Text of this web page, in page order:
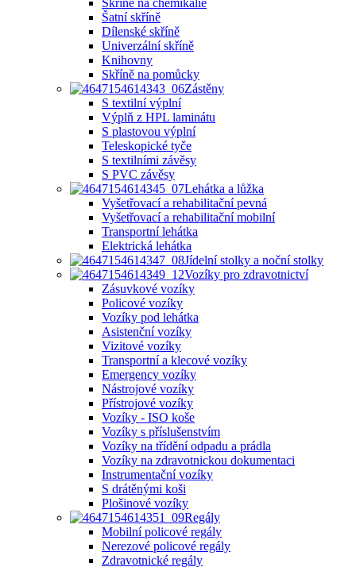
Skříně na chemikálie
Šatní skříně
Dílenské skříně
Univerzální skříně
Knihovny
Skříně na pomůcky
Zástěny
S textilní výplní
Výplň z HPL laminátu
S plastovou výplní
Teleskopické tyče
S textilními závěsy
S PVC závěsy
Lehátka a lůžka
Vyšetřovací a rehabilitační pevná
Vyšetřovací a rehabilitační mobilní
Transportní lehátka
Elektrická lehátka
Jídelní stolky a noční stolky
Vozíky pro zdravotnictví
Zásuvkové vozíky
Policové vozíky
Vozíky pod lehátka
Asistenční vozíky
Vizitové vozíky
Transportní a klecové vozíky
Emergency vozíky
Nástrojové vozíky
Přístrojové vozíky
Vozíky - ISO koše
Vozíky s příslušenstvím
Vozíky na třídění odpadu a prádla
Vozíky na zdravotnickou dokumentaci
Instrumentační vozíky
S drátěnými koši
Plošinové vozíky
Regály
Mobilní policové regály
Nerezové policové regály
Zdravotnické regály